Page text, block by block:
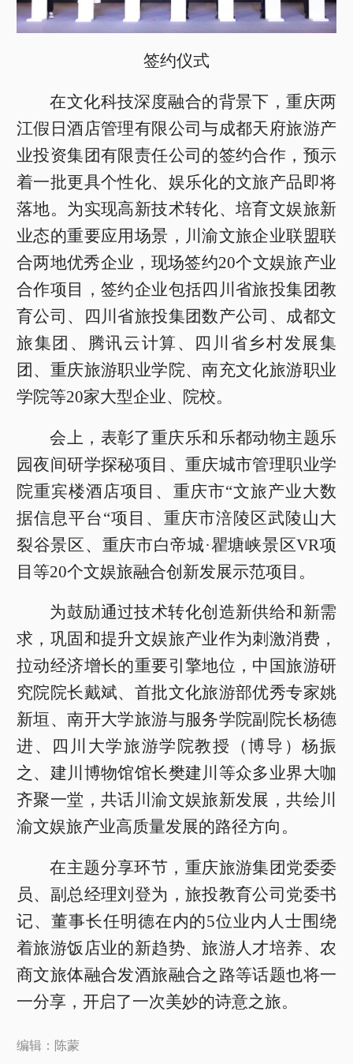
签约仪式
在文化科技深度融合的背景下，重庆两
江假日酒店管理有限公司与成都天府旅游产
业投资集团有限责任公司的签约合作，预示
着一批更具个性化、娱乐化的文旅产品即将
落地。为实现高新技术转化、培育文娱旅新
业态的重要应用场景，川渝文旅企业联盟联
合两地优秀企业，现场签约20个文娱旅产业
合作项目，签约企业包括四川省旅投集团教
育公司、四川省旅投集团数产公司、成都文
旅集团、腾讯云计算、四川省乡村发展集
团、重庆旅游职业学院、南充文化旅游职业
学院等20家大型企业、院校。
会上，表彰了重庆乐和乐都动物主题乐
园夜间研学探秘项目、重庆城市管理职业学
院重宾楼酒店项目、重庆市“文旅产业大数
据信息平台“项目、重庆市涪陵区武陵山大
裂谷景区、重庆市白帝城·瞿塘峡景区VR项
目等20个文娱旅融合创新发展示范项目。
为鼓励通过技术转化创造新供给和新需
求，巩固和提升文娱旅产业作为刺激消费，
拉动经济增长的重要引擎地位，中国旅游研
究院院长戴斌、首批文化旅游部优秀专家姚
新垣、南开大学旅游与服务学院副院长杨德
进、四川大学旅游学院教授（博导）杨振
之、建川博物馆馆长樊建川等众多业界大咖
齐聚一堂，共话川渝文娱旅新发展，共绘川
渝文娱旅产业高质量发展的路径方向。
在主题分享环节，重庆旅游集团党委委
员、副总经理刘登为，旅投教育公司党委书
记、董事长任明德在内的5位业内人士围绕
着旅游饭店业的新趋势、旅游人才培养、农
商文旅体融合发酒旅融合之路等话题也将一
一分享，开启了一次美妙的诗意之旅。
编辑：陈蒙